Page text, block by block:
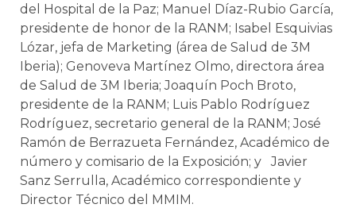
del Hospital de la Paz; Manuel Díaz-Rubio García,
presidente de honor de la RANM; Isabel Esquivias
Lózar, jefa de Marketing (área de Salud de 3M
Iberia); Genoveva Martínez Olmo, directora área
de Salud de 3M Iberia; Joaquín Poch Broto,
presidente de la RANM; Luis Pablo Rodríguez
Rodríguez, secretario general de la RANM; José
Ramón de Berrazueta Fernández, Académico de
número y comisario de la Exposición; y Javier
Sanz Serrulla, Académico correspondiente y
Director Técnico del MMIM.